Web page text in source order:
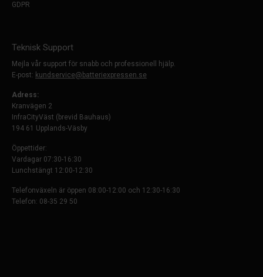
GDPR
Teknisk Support
Mejla vår support för snabb och professionell hjälp.
E-post: kundservice@batteriexpressen.se
Adress:
Kranvägen 2
InfraCityVäst (brevid Bauhaus)
194 61 Upplands-Väsby
Öppettider:
Vardagar 07:30-16:30
Lunchstängt 12:00-12:30
Telefonväxeln är öppen 08:00-12:00 och 12:30-16:30
Telefon: 08-35 29 50